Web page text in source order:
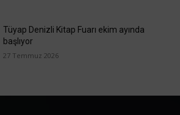
Tüyap Denizli Kitap Fuarı ekim ayında
başlıyor
27 Temmuz 2026